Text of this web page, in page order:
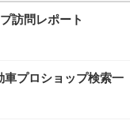
訪問レポート
プロショップ検索一